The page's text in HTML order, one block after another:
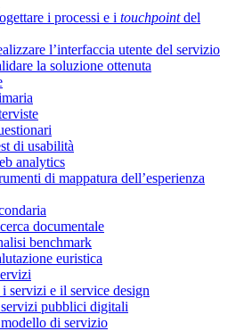
i processi e i touchpointdel
l’interfaccia utente del servizio
la soluzione ottenuta
di usabilità
analytics
di mappatura dell’esperienza
documentale
benchmark
euristica
servizi e il service design
servizi pubblici digitali
di servizio